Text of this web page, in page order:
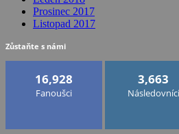
Prosinec 2017
Listopad 2017
Zůstaňte s námi
16,928
Fanoušci
3,663
Následovníci